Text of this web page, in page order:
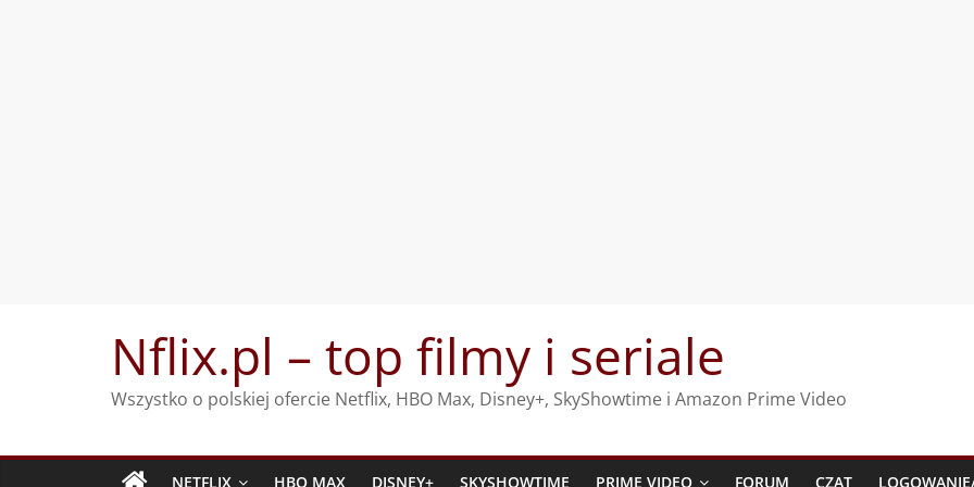
Nflix.pl – top filmy i seriale
Wszystko o polskiej ofercie Netflix, HBO Max, Disney+, SkyShowtime i Amazon Prime Video
NETFLIX HBO MAX DISNEY+ SKYSHOWTIME PRIME VIDEO FORUM CZAT